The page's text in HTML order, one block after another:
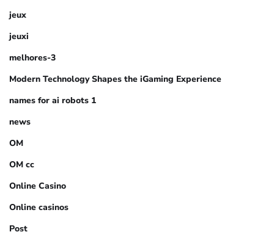
jeux
jeuxi
melhores-3
Modern Technology Shapes the iGaming Experience
names for ai robots 1
news
OM
OM cc
Online Casino
Online casinos
Post